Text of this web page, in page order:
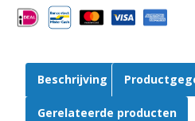
aantal
Beschrijving
Gerelateerde producten